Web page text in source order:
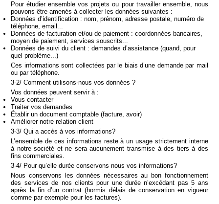
Pour étudier ensemble vos projets ou pour travailler ensemble, nous
pouvons être amenés à collecter les données suivantes :
Données d’identification : nom, prénom, adresse postale, numéro de
téléphone, email...
Données de facturation et/ou de paiement : coordonnées bancaires,
moyen de paiement, services souscrits...
Données de suivi du client : demandes d’assistance (quand, pour
quel problème...)
Ces informations sont collectées par le biais d’une demande par mail
ou par téléphone.
3-2/ Comment utilisons-nous vos données ?
Vos données peuvent servir à :
Vous contacter
Traiter vos demandes
Établir un document comptable (facture, avoir)
Améliorer notre relation client
3-3/ Qui a accès à vos informations?
L’ensemble de ces informations reste à un usage strictement interne
à notre société et ne sera aucunement transmise à des tiers à des
fins commerciales.
3-4/ Pour qu’elle durée conservons nous vos informations?
Nous conservons les données nécessaires au bon fonctionnement
des services de nos clients pour une durée n’excédant pas 5 ans
après la fin d’un contrat (hormis délais de conservation en vigueur
comme par exemple pour les factures).